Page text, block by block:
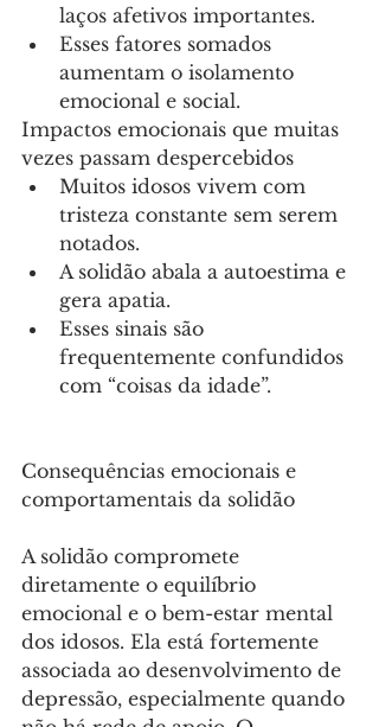
laços afetivos importantes.
Esses fatores somados
aumentam o isolamento
emocional e social.
Impactos emocionais que muitas
vezes passam despercebidos
Muitos idosos vivem com
tristeza constante sem serem
notados.
A solidão abala a autoestima e
gera apatia.
Esses sinais são
frequentemente confundidos
com “coisas da idade”.
Consequências emocionais e
comportamentais da solidão
A solidão compromete
diretamente o equilíbrio
emocional e o bem-estar mental
dos idosos. Ela está fortemente
associada ao desenvolvimento de
depressão, especialmente quando